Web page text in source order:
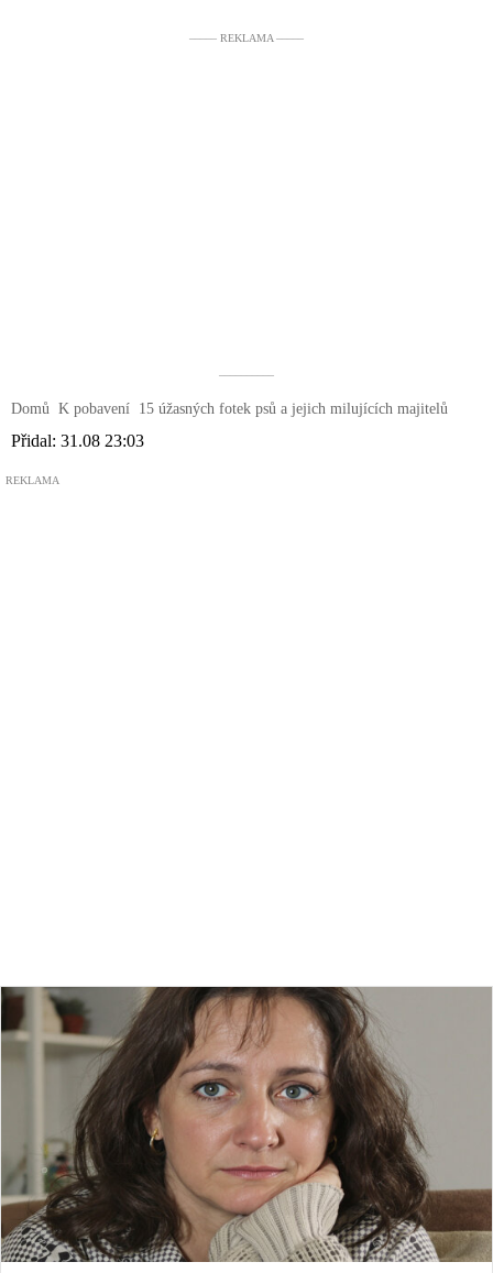
––––– REKLAMA –––––
––––––––––
Domů K pobavení 15 úžasných fotek psů a jejich milujících majitelů
Přidal: 31.08 23:03
REKLAMA